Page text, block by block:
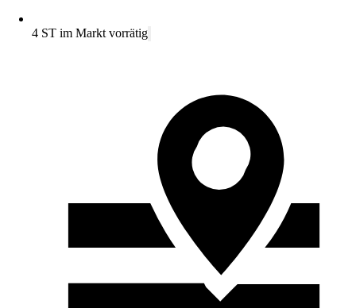
4 ST im Markt vorrätig